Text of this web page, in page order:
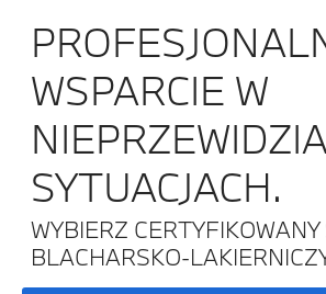
WSPARCIE W
SYTUACJACH.
WYBIERZ CERTYFIKOWANY
BLACHARSKO-